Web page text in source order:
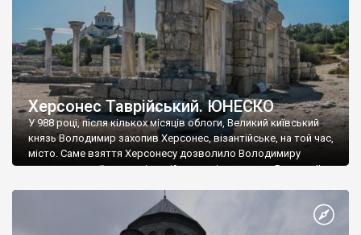
Херсонес Таврійський. ЮНЕСКО
У 988 році, після кількох місяців облоги, Великий київський
князь Володимир захопив Херсонес, візантійське, на той час,
місто. Саме взяття Херсонесу дозволило Володимиру
диктувати свої умови візантійському імператору Василю ІІ, та
Херсонесі Володимир-язичник, став Василем-християнином.
А потім було Хрещення Русі. На честь Херсонесу Таврійського